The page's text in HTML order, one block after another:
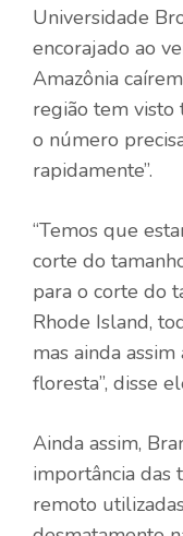
Universidade
encorajado ao
Amazônia
região tem visto
o número
rapidamente”.
“Temos que
corte do
para o corte do
Rhode Island,
mas ainda
floresta”, disse
Ainda assim,
importância das
remoto